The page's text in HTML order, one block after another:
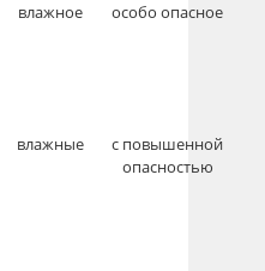
влажное особо опасное
влажные
с повышенной
опасностью